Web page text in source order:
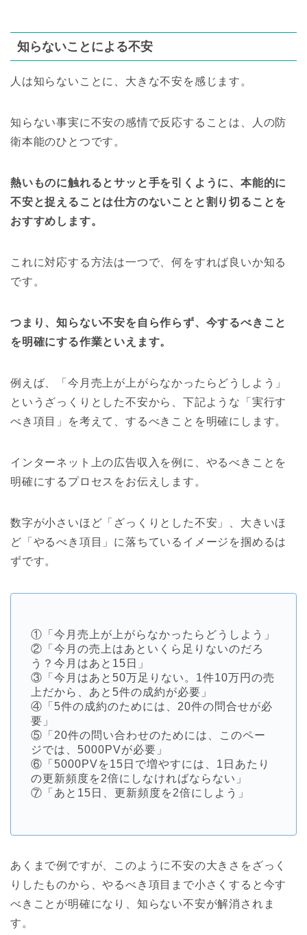
知らないことによる不安
人は知らないことに、大きな不安を感じます。
知らない事実に不安の感情で反応することは、人の防
衛本能のひとつです。
熱いものに触れるとサッと手を引くように、本能的に
不安と捉えることは仕方のないことと割り切ることを
おすすめします。
これに対応する方法は一つで、何をすれば良いか知る
です。
つまり、知らない不安を自ら作らず、今するべきこと
を明確にする作業といえます。
例えば、「今月売上が上がらなかったらどうしよう」
というざっくりとした不安から、下記ような「実行す
べき項目」を考えて、するべきことを明確にします。
インターネット上の広告収入を例に、やるべきことを
明確にするプロセスをお伝えします。
数字が小さいほど「ざっくりとした不安」、大きいほ
ど「やるべき項目」に落ちているイメージを掴めるは
ずです。
①「今月売上が上がらなかったらどうしよう」
②「今月の売上はあといくら足りないのだろ
う？今月はあと15日」
③「今月はあと50万足りない。1件10万円の売
上だから、あと5件の成約が必要」
④「5件の成約のためには、20件の問合せが必
要」
⑤「20件の問い合わせのためには、このペー
ジでは、5000PVが必要」
⑥「5000PVを15日で増やすには、1日あたり
の更新頻度を2倍にしなければならない」
⑦「あと15日、更新頻度を2倍にしよう」
あくまで例ですが、このように不安の大きさをざっく
りしたものから、やるべき項目まで小さくすると今す
べきことが明確になり、知らない不安が解消されま
す。